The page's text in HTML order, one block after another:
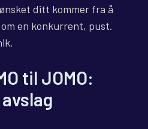
ditt kommer fra å
en konkurrent, pust.
til JOMO: